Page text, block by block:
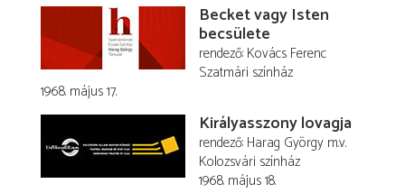
Becket vagy Isten
becsülete
rendező Kovács Ferenc
Szatmári színház
1968. május 17.
Királyasszony lovagja
rendező Harag György m.v.
Kolozsvári színház
1968. május 18.